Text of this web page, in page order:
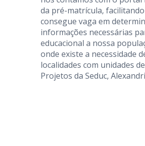
da pré-matrícula,
consegue vaga em
informações necessárias
educacional a nossa
onde existe a necessidade
localidades com unidades
Projetos da Seduc,